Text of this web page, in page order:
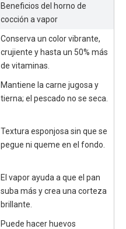
Beneficios del horno de
cocción a vapor
Conserva un color vibrante,
crujiente y hasta un 50% más
de vitaminas.
Mantiene la carne jugosa y
tierna; el pescado no se seca.
Textura esponjosa sin que se
pegue ni queme en el fondo.
El vapor ayuda a que el pan
suba más y crea una corteza
brillante.
Puede hacer huevos